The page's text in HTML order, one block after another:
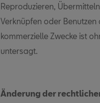
Reproduzieren,
Verknüpfen oder
kommerzielle Zwecke ist
untersagt.
Änderung der